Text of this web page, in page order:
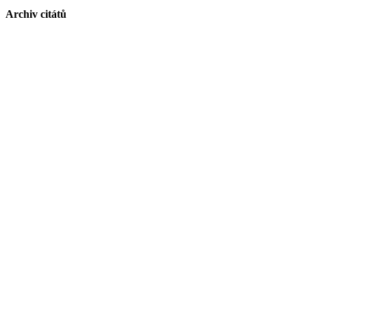
Archiv citátů